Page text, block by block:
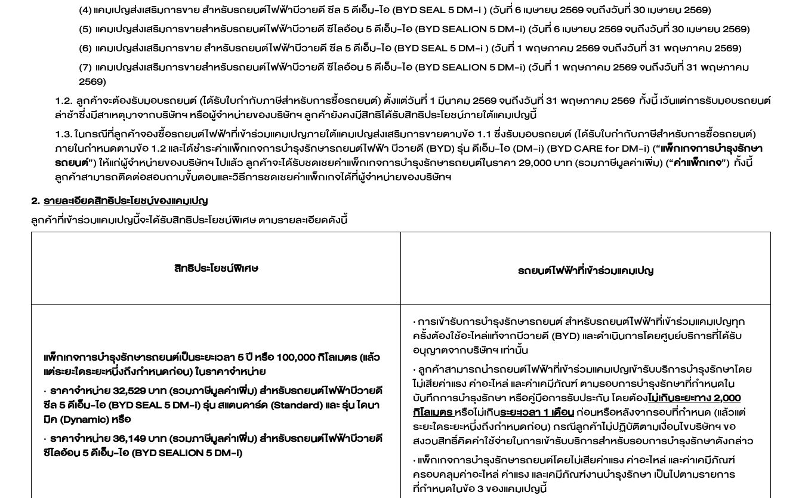
(4) แคมเปญส่งเสริมการขาย สำหรับรถยนต์ไฟฟ้าบีวายดี ซีล 5 ดีเอ็ม-ไอ (BYD SEAL 5 DM-i ) (วันที่ 6 เมษายน 2569 จนถึงวันที่ 30 เมษายน 2569)
(5) แคมเปญส่งเสริมการขายสำหรับรถยนต์ไฟฟ้าบีวายดี ซีไลอ้อน 5 ดีเอ็ม-ไอ (BYD SEALION 5 DM-i) (วันที่ 6 เมษายน 2569 จนถึงวันที่ 30 เมษายน 2569)
(6) แคมเปญส่งเสริมการขาย สำหรับรถยนต์ไฟฟ้าบีวายดี ซีล 5 ดีเอ็ม-ไอ (BYD SEAL 5 DM-i ) (วันที่ 1 พฤษภาคม 2569 จนถึงวันที่ 31 พฤษภาคม 2569)
(7) แคมเปญส่งเสริมการขายสำหรับรถยนต์ไฟฟ้าบีวายดี ซีไลอ้อน 5 ดีเอ็ม-ไอ (BYD SEALION 5 DM-i) (วันที่ 1 พฤษภาคม 2569 จนถึงวันที่ 31 พฤษภาคม
2569)
1.2. ลูกค้าจะต้องรับมอบรถยนต์ (ได้รับใบกำกับภาษีสำหรับการซื้อรถยนต์) ตั้งแต่วันที่ 1 มีนาคม 2569 จนถึงวันที่ 31 พฤษภาคม 2569 ทั้งนี้ เว้นแต่การรับมอบรถยนต์
ล่าช้าซึ่งมีสาเหตุมาจากบริษัทฯ หรือผู้จำหน่ายของบริษัทฯ ลูกค้ายังคงมีสิทธิได้รับสิทธิประโยชน์ภายใต้แคมเปญนี้
1.3. ในกรณีที่ลูกค้าจองซื้อรถยนต์ไฟฟ้าที่เข้าร่วมแคมเปญภายใต้แคมเปญส่งเสริมการขายตามข้อ 1.1 ซึ่งรับมอบรถยนต์ (ได้รับใบกำกับภาษีสำหรับการซื้อรถยนต์)
ภายในกำหนดตามข้อ 1.2 และได้ชำระค่าแพ็กเกจการบำรุงรักษารถยนต์ไฟฟ้า บีวายดี (BYD) รุ่น ดีเอ็ม-ไอ (DM-i) (BYD CARE for DM-i) (“แพ็กเกจการบำรุงรักษา
รถยนต์”) ให้แก่ผู้จำหน่ายของบริษัทฯ ไปแล้ว ลูกค้าจะได้รับชดเชยค่าแพ็กเกจการบำรุงรักษารถยนต์ในราคา 29,000 บาท (รวมภาษีมูลค่าเพิ่ม) (“ค่าแพ็กเกจ”) ทั้งนี้
ลูกค้าสามารถติดต่อสอบถามขั้นตอนและวิธีการชดเชยค่าแพ็กเกจได้ที่ผู้จำหน่ายของบริษัทฯ
2. รายละเอียดสิทธิประโยชน์ของแคมเปญ
ลูกค้าที่เข้าร่วมแคมเปญนี้จะได้รับสิทธิประโยชน์พิเศษ ตามรายละเอียดดังนี้
สิทธิประโยชน์พิเศษ รถยนต์ไฟฟ้าที่เข้าร่วมแคมเปญ
แพ็กเกจการบำรุงรักษารถยนต์เป็นระยะเวลา 5 ปี หรือ 100,000 กิโลเมตร (แล้ว
แต่ระยะใดระยะหนึ่งถึงกำหนดก่อน) ในราคาจำหน่าย
· ราคาจำหน่าย 32,529 บาท (รวมภาษีมูลค่าเพิ่ม) สำหรับรถยนต์ไฟฟ้าบีวายดี
ซีล 5 ดีเอ็ม-ไอ (BYD SEAL 5 DM-i) รุ่น สแตนดาร์ด (Standard) และ รุ่น ไดนา
มิค (Dynamic) หรือ
· ราคาจำหน่าย 36,149 บาท (รวมภาษีมูลค่าเพิ่ม) สำหรับรถยนต์ไฟฟ้าบีวายดี
ซีไลอ้อน 5 ดีเอ็ม-ไอ (BYD SEALION 5 DM-i)
· การเข้ารับการบำรุงรักษารถยนต์ สำหรับรถยนต์ไฟฟ้าที่เข้าร่วมแคมเปญทุก
ครั้งต้องใช้อะไหล่แท้จากบีวายดี (BYD) และดำเนินการโดยศูนย์บริการที่ได้รับ
อนุญาตจากบริษัทฯ เท่านั้น
· ลูกค้าสามารถนำรถยนต์ไฟฟ้าที่เข้าร่วมแคมเปญเข้ารับบริการบำรุงรักษาโดย
ไม่เสียค่าแรง ค่าอะไหล่ และค่าเคมีภัณฑ์ ตามรอบการบำรุงรักษาที่กำหนดใน
บันทึกการบำรุงรักษา หรือคู่มือการรับประกัน โดยต้องไม่เกินระยะทาง 2,000
กิโลเมตรหรือไม่เกินระยะเวลา 1 เดือนก่อนหรือหลังจากรอบที่กำหนด (แล้วแต่
ระยะใดระยะหนึ่งถึงกำหนดก่อน) กรณีลูกค้าไม่ปฏิบัติตามเงื่อนไขบริษัทฯ ขอ
สงวนสิทธิ์คิดค่าใช้จ่ายในการเข้ารับบริการสำหรับรอบการบำรุงรักษาดังกล่าว
· แพ็กเกจการบำรุงรักษารถยนต์โดยไม่เสียค่าแรง ค่าอะไหล่ และค่าเคมีภัณฑ์
ครอบคลุมค่าอะไหล่ ค่าแรง และเคมีภัณฑ์งานบำรุงรักษา เป็นไปตามรายการ
ที่กำหนดในข้อ 3 ของแคมเปญนี้